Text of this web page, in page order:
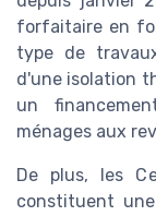
forfaitaire en
type de
d'une isolation
un
ménages aux
De plus, les
constituent